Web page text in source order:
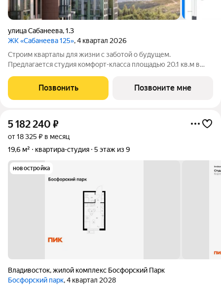
улица Сабанеева,1.3
ЖК «Сабанеева 125», 4 квартал 2026
Строим кварталы для жизни с заботой о будущем.
Предлагается студия комфорт-класса площадью 20.1 кв.м в
комплексе "Сабанеева 125".В варианте без отделки мы
установили окна и входную дверь,
Позвонить Позвоните мне
5 182 240 ₽
от 18 325 ₽ в месяц
19,6 м²
квартира-студия 5 этаж из 9
новостройка
Владивосток,жилой комплекс Босфорский Парк
Босфорский парк, 4 квартал 2028